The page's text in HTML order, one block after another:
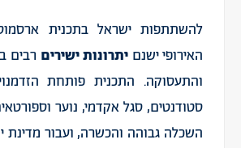
להשתתפות ישראל בתכנית
האירופי ישנםיתרונות ישירים רבים
והתעסוקה. התכנית פותחת
סטודנטים, סגל אקדמי, נוער
השכלה גבוהה והכשרה, ועבור מדינת